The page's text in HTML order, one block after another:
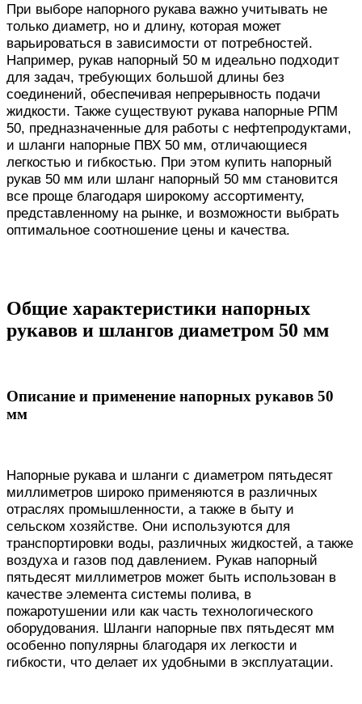
При выборе напорного рукава важно учитывать не
только диаметр, но и длину, которая может
варьироваться в зависимости от потребностей.
Например, рукав напорный 50 м идеально подходит
для задач, требующих большой длины без
соединений, обеспечивая непрерывность подачи
жидкости. Также существуют рукава напорные РПМ
50, предназначенные для работы с нефтепродуктами,
и шланги напорные ПВХ 50 мм, отличающиеся
легкостью и гибкостью. При этом купить напорный
рукав 50 мм или шланг напорный 50 мм становится
все проще благодаря широкому ассортименту,
представленному на рынке, и возможности выбрать
оптимальное соотношение цены и качества.
Общие характеристики напорных
рукавов и шлангов диаметром 50 мм
Описание и применение напорных рукавов 50
мм
Напорные рукава и шланги с диаметром пятьдесят
миллиметров широко применяются в различных
отраслях промышленности, а также в быту и
сельском хозяйстве. Они используются для
транспортировки воды, различных жидкостей, а также
воздуха и газов под давлением. Рукав напорный
пятьдесят миллиметров может быть использован в
качестве элемента системы полива, в
пожаротушении или как часть технологического
оборудования. Шланги напорные пвх пятьдесят мм
особенно популярны благодаря их легкости и
гибкости, что делает их удобными в эксплуатации.